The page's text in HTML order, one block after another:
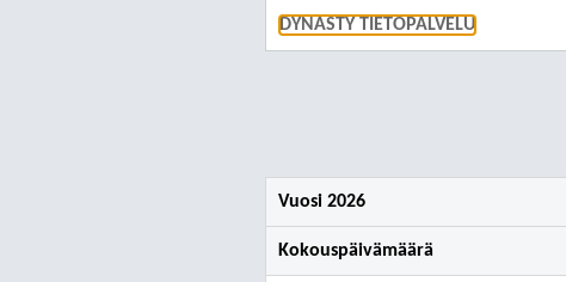
DYNASTY TIETOPALVELU
Vuosi 2026
Kokouspäivämäärä